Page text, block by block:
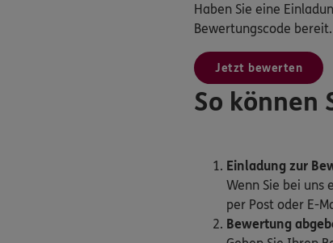
Haben Sie eine
Bewertungscode bereit.
Jetzt bewerten
So können
Einladung zur
Wenn Sie bei uns
per Post oder E-
Bewertung